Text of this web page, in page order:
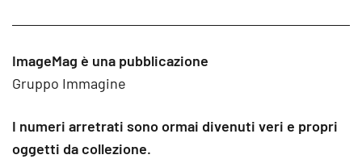
ImageMag è una pubblicazione
Gruppo Immagine
I numeri arretrati sono ormai divenuti veri e propri
oggetti da collezione.